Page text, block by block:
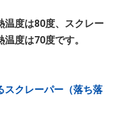
温度は80度、スクレー
度は70度です。
クレーパー（落ち落